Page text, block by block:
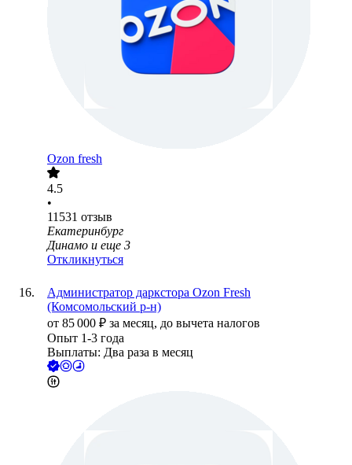
Ozon fresh
4.5
•
11531 отзыв
Екатеринбург
Динамо и еще 3
Откликнуться
Администратор даркстора Ozon Fresh
(Комсомольский р-н)
от 85 000 ₽ за месяц, до вычета налогов
Опыт 1-3 года
Выплаты: Два раза в месяц